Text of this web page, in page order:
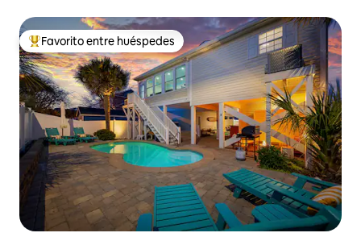
De los mejores en Favorito entre huéspedes
Favorito entre huéspedes